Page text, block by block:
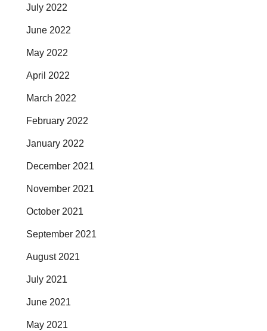
July 2022
June 2022
May 2022
April 2022
March 2022
February 2022
January 2022
December 2021
November 2021
October 2021
September 2021
August 2021
July 2021
June 2021
May 2021